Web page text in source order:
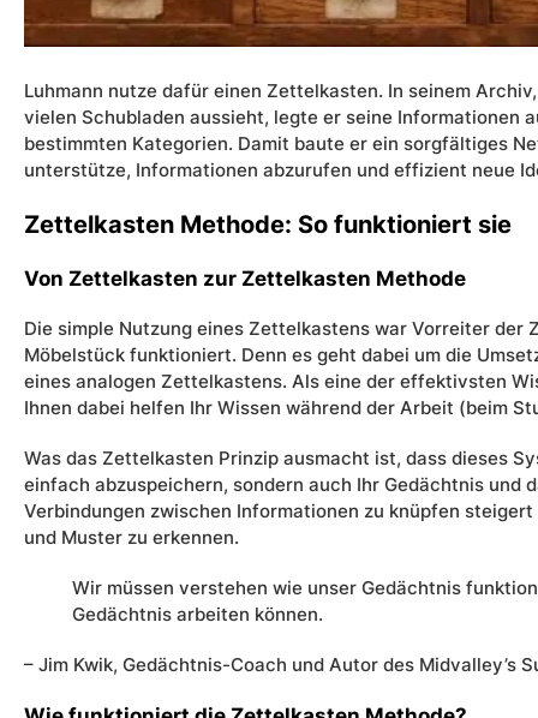
Luhmann nutze dafür einen Zettelkasten. In seinem
vielen Schubladen aussieht, legte er seine Informationen
bestimmten Kategorien. Damit baute er ein sorgfältiges
unterstütze, Informationen abzurufen und effizient neue
Zettelkasten Methode: So funktioniert sie
Von Zettelkasten zur Zettelkasten Methode
Die simple Nutzung eines Zettelkastens war Vorreiter der
Möbelstück funktioniert. Denn es geht dabei um die
eines analogen Zettelkastens. Als eine der effektivsten
Ihnen dabei helfen Ihr Wissen während der Arbeit (beim
Was das Zettelkasten Prinzip ausmacht ist, dass dieses
einfach abzuspeichern, sondern auch Ihr Gedächtnis und
Verbindungen zwischen Informationen zu knüpfen
und Muster zu erkennen.
Wir müssen verstehen wie unser Gedächtnis
Gedächtnis arbeiten können.
– Jim Kwik, Gedächtnis-Coach und Autor des Midvalley’s